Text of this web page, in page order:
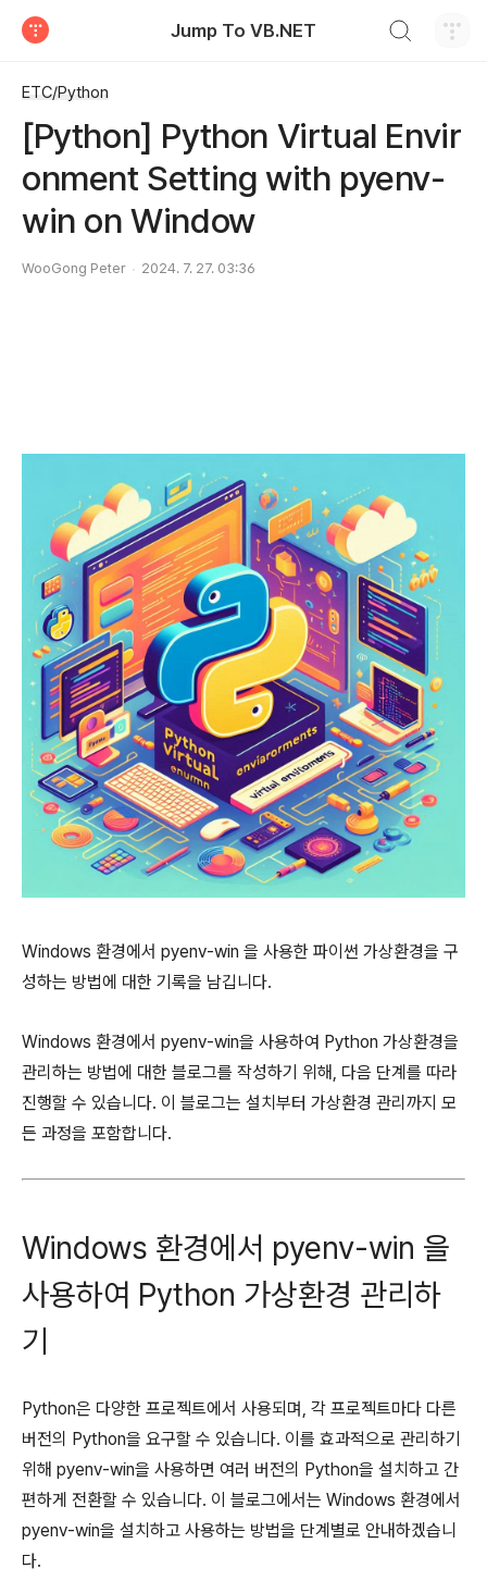
Jump To VB.NET
ETC/Python
[Python] Python Virtual Envir
onment Setting with pyenv-
win on Window
WooGong Peter 2024. 7. 27. 03:36
Windows 환경에서 pyenv-win 을 사용한 파이썬 가상환경을 구
성하는 방법에 대한 기록을 남깁니다.
Windows 환경에서 pyenv-win을 사용하여 Python 가상환경을
관리하는 방법에 대한 블로그를 작성하기 위해, 다음 단계를 따라
진행할 수 있습니다. 이 블로그는 설치부터 가상환경 관리까지 모
든 과정을 포함합니다.
Windows 환경에서 pyenv-win 을
사용하여 Python 가상환경 관리하
기
Python은 다양한 프로젝트에서 사용되며, 각 프로젝트마다 다른
버전의 Python을 요구할 수 있습니다. 이를 효과적으로 관리하기
위해 pyenv-win을 사용하면 여러 버전의 Python을 설치하고 간
편하게 전환할 수 있습니다. 이 블로그에서는 Windows 환경에서
pyenv-win을 설치하고 사용하는 방법을 단계별로 안내하겠습니
다.